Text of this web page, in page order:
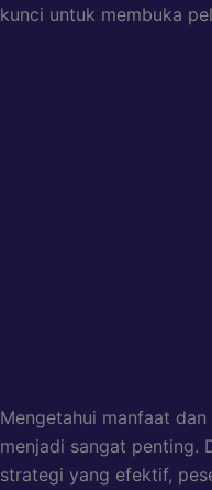
kunci untuk membuka
Mengetahui manfaat
menjadi sangat penting.
strategi yang efektif,